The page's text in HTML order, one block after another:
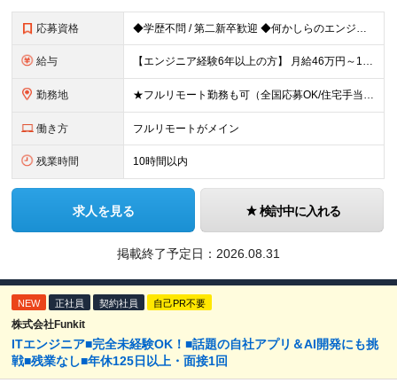
応募資格 ◆学歴不問 / 第二新卒歓迎 ◆何かしらのエンジニア経験をお持ちの方 （言語・期間・フェーズ不問） 経験浅めの方も遠慮なくご応募ください！ ■入社前Q＆A ────── ◎実力に見合った報酬が手に
給与 【エンジニア経験6年以上の方】 月給46万円～100万円（固定残業代含む） ※上記月給には月30時間分の固定残業代（月8万7,400円～月19万円）を含む。超過分は全額支給。 【エンジニア経験4年以
勤務地 ★フルリモート勤務も可（全国応募OK/住宅手当を支給します） ※案件によって常駐が必要になる場合があります。 ※希望がない限り、転勤はありません ※U・Iターン歓迎 ★ルトラの社員は全国各地で活躍中
働き方 フルリモートがメイン
残業時間 10時間以内
求人を見る 検討中に入れる
掲載終了予定日： 2026.08.31
NEW 正社員 契約社員 自己PR不要
株式会社Funkit
ITエンジニア■完全未経験OK！■話題の自社アプリ＆AI開発にも挑
戦■残業なし■年休125日以上・面接1回